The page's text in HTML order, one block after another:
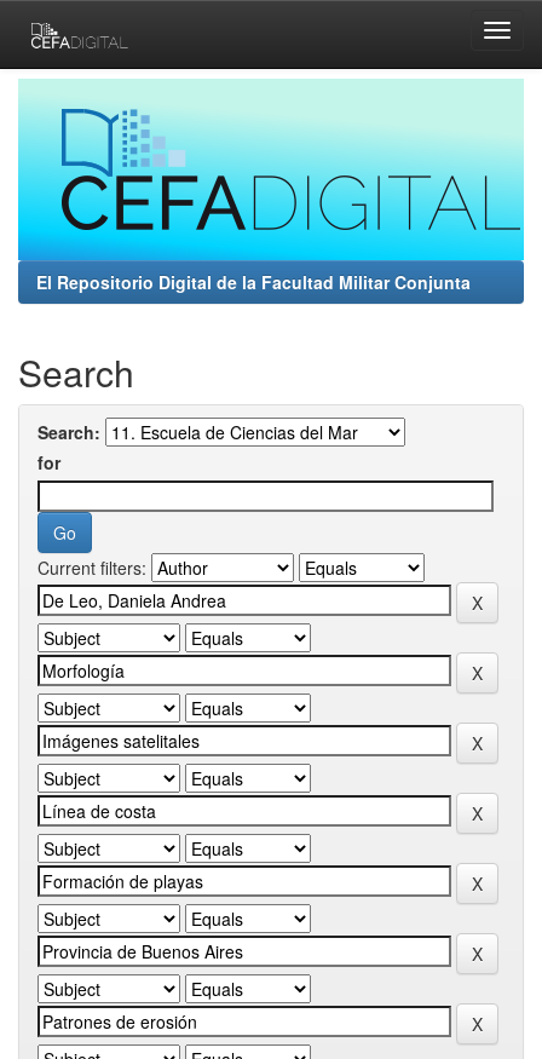
navigation
El Repositorio Digital de la Facultad Militar Conjunta
Search
Search:
for
Current filters: